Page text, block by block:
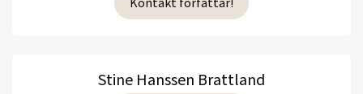
Stine Hanssen Brattland